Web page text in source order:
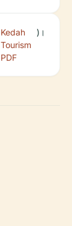
Kedah
Tourism
PDF
)।